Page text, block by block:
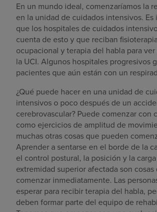
En un mundo ideal, comenzaríamos la
en la unidad de cuidados intensivos. Es
que los hospitales de cuidados
cuenta de esto y que reciban
ocupacional y terapia del habla para
la UCI. Algunos hospitales progresivos
pacientes que aún están con un
¿Qué puede hacer en una unidad de
intensivos o poco después de un
cerebrovascular? Puede comenzar con
como ejercicios de amplitud de
muchas otras cosas que pueden
Aprender a sentarse en el borde de la
el control postural, la posición y la
extremidad superior afectada son
comenzar inmediatamente. Las
esperar para recibir terapia del habla,
deben formar parte del equipo de